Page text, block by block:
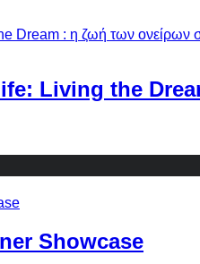
Living the
Showcase